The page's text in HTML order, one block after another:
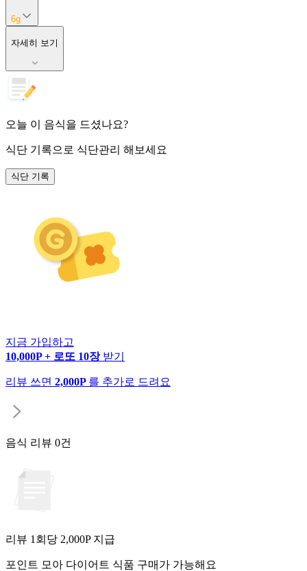
6g
자세히 보기
오늘 이 음식을 드셨나요?
식단 기록으로 식단관리 해보세요
식단 기록
지금 가입하고
10,000P + 로또 10장 받기
리뷰 쓰면 2,000P 를 추가로 드려요
음식 리뷰 0건
리뷰 1회당 2,000P 지급
포인트 모아 다이어트 식품 구매가 가능해요